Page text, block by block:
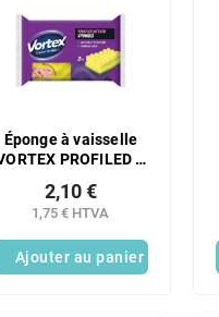
Éponge à vaisselle
PROFILED &
1,75 € HTVA
2,10 €
Ajouter au panier